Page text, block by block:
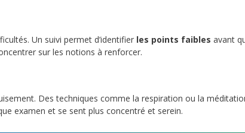
Un suivi permet d’identifier les points faibles avant
sur les notions à renforcer.
Des techniques comme la respiration ou la
examen et se sent plus concentré et serein.